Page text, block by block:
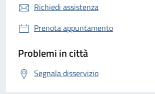
Richiedi assistenza
Prenota appuntamento
Problemi in città
Segnala disservizio